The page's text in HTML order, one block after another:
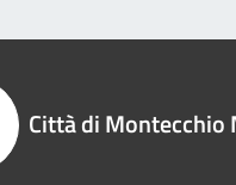
Città di Montecchio